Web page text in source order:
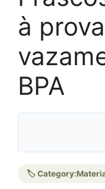
à
BPA
🏷️ Category: